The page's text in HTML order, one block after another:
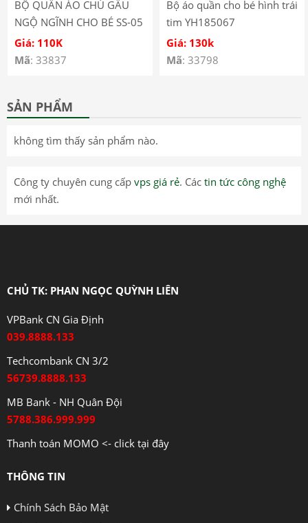
BỘ QUẦN ÁO CHÚ GẤU
NGỘ NGĨNH CHO BÉ SS-05
Giá: 110K
Mã: 33837
Bộ áo quần cho bé hình trái
tim YH185067
Giá: 130k
Mã: 33798
SẢN PHẨM
không tìm thấy sản phẩm nào.
Công ty chuyên cung cấp vps giá rẻ. Các tin tức công nghệ
mới nhất.
CHỦ TK: PHAN NGỌC QUỲNH LIÊN
VPBank CN Gia Định
039.8888.133
Techcombank CN 3/2
56739.8888.133
MB Bank - NH Quân Đội
5788.386.999.999
Thanh toán MOMO <- click tại đây
THÔNG TIN
Chính Sách Bảo Mật